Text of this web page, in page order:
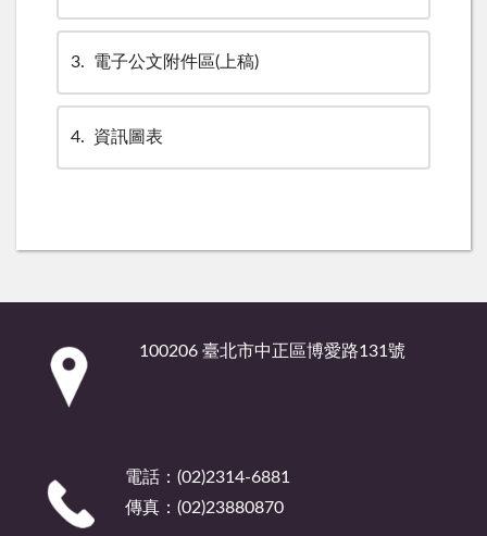
3 電子公文附件區(上稿)
4 資訊圖表
100206 臺北市中正區博愛路131號
電話：(02)2314-6881
傳真：(02)23880870